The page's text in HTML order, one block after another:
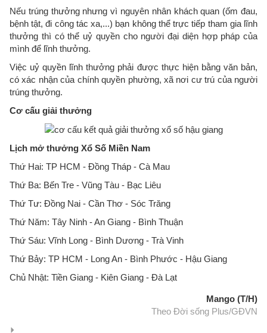
Nếu trúng thưởng nhưng vì nguyên nhân khách quan (ốm đau,
bệnh tật, đi công tác xa,...) bạn không thể trực tiếp tham gia lĩnh
thưởng thì có thể uỷ quyền cho người đại diện hợp pháp của
mình để lĩnh thưởng.
Việc uỷ quyền lĩnh thưởng phải được thực hiện bằng văn bản,
có xác nhận của chính quyền phường, xã nơi cư trú của người
trúng thưởng.
Cơ cấu giải thưởng
Lịch mở thưởng Xổ Số Miền Nam
Thứ Hai: TP HCM - Đồng Tháp - Cà Mau
Thứ Ba: Bến Tre - Vũng Tàu - Bạc Liêu
Thứ Tư: Đồng Nai - Cần Thơ - Sóc Trăng
Thứ Năm: Tây Ninh - An Giang - Bình Thuận
Thứ Sáu: Vĩnh Long - Bình Dương - Trà Vinh
Thứ Bảy: TP HCM - Long An - Bình Phước - Hậu Giang
Chủ Nhật: Tiền Giang - Kiên Giang - Đà Lạt
Mango (T/H)
Theo Đời sống Plus/GĐVN